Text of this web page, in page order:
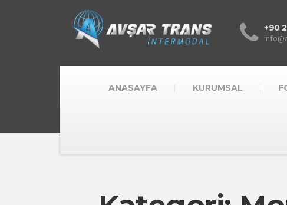
+90
ANASAYFA KURUMSAL